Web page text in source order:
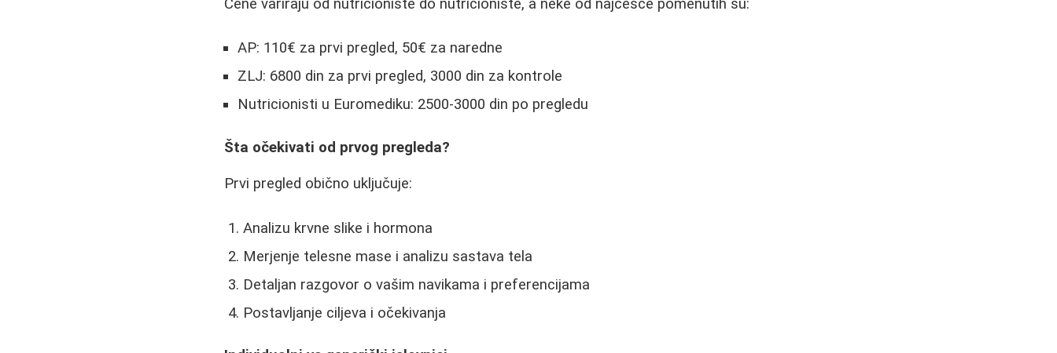
Cene variraju od nutricioniste do nutricioniste, a neke od najčešće pomenutih su:
AP: 110€ za prvi pregled, 50€ za naredne
ZLJ: 6800 din za prvi pregled, 3000 din za kontrole
Nutricionisti u Euromediku: 2500-3000 din po pregledu
Šta očekivati od prvog pregleda?
Prvi pregled obično uključuje:
Analizu krvne slike i hormona
Merjenje telesne mase i analizu sastava tela
Detaljan razgovor o vašim navikama i preferencijama
Postavljanje ciljeva i očekivanja